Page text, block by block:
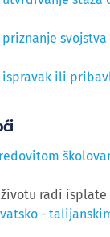
priznanje
ispravak ili
radi
-